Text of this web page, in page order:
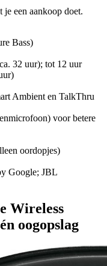
je een aankoop doet.
Bass)
32 uur); tot 12 uur
Ambient en TalkThru
voor betere
oordopjes)
Google; JBL
Wireless
oogopslag